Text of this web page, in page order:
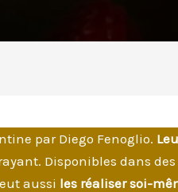
par Diego Fenoglio.
Disponibles dans
aussi les réaliser soi-